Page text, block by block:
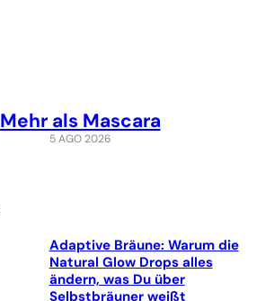
Mehr als Mascara
5 AGO 2026
Adaptive Bräune: Warum die
Natural Glow Drops alles
ändern, was Du über
Selbstbräuner weißt